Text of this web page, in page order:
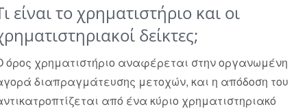
είναι το χρηματιστήριο και οι
δείκτες;
όρος χρηματιστήριο αναφέρεται στην οργανωμένη
διαπραγμάτευσης μετοχών, και η απόδοση του
από ένα κύριο χρηματιστηριακό